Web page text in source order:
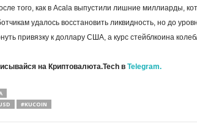
того, как в Acala выпустили лишние миллиарды,
удалось восстановить ликвидность, но до
привязку к доллару США, а курс стейблкоина
на Криптовалюта.Tech в Telegram.
#KUCOIN